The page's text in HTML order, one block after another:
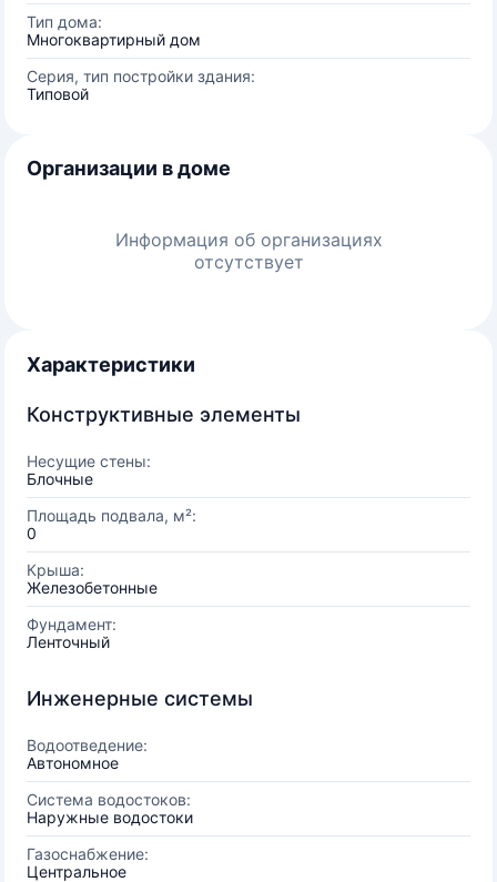
Тип дома:
Многоквартирный дом
Серия, тип постройки здания:
Типовой
Организации в доме
Информация об организациях
отсутствует
Характеристики
Конструктивные элементы
Несущие стены:
Блочные
Площадь подвала, м²:
0
Крыша:
Железобетонные
Фундамент:
Ленточный
Инженерные системы
Водоотведение:
Автономное
Система водостоков:
Наружные водостоки
Газоснабжение:
Центральное